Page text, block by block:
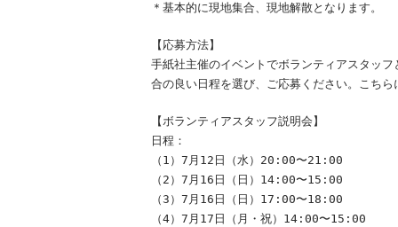
＊基本的に現地集合、現地解散となります。
【応募方法】
手紙社主催のイベントでボランティアスタッ
合の良い日程を選び、ご応募ください。こち
【ボランティアスタッフ説明会】
日程：
（1）7月12日（水）20:00〜21:00
（2）7月16日（日）14:00〜15:00
（3）7月16日（日）17:00〜18:00
（4）7月17日（月・祝）14:00〜15:00